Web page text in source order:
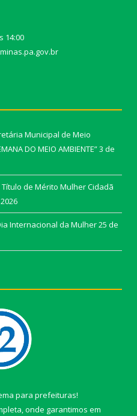
14:00
Municipal de Meio
DO MEIO AMBIENTE”3 de
de Mérito Mulher Cidadã
Internacional da Mulher25 de
para prefeituras!
onde garantimos em